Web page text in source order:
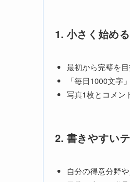
1. 小さく始める
最初から完璧を
「毎日1000文字
写真1枚とコメン
2. 書きやすい
自分の得意分野